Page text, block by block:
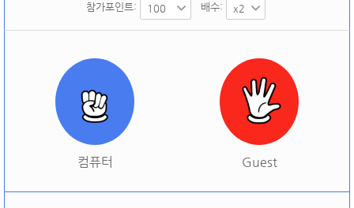
참가포인트: 배수:
컴퓨터 Guest
오늘 승률: 오늘 결과: ]